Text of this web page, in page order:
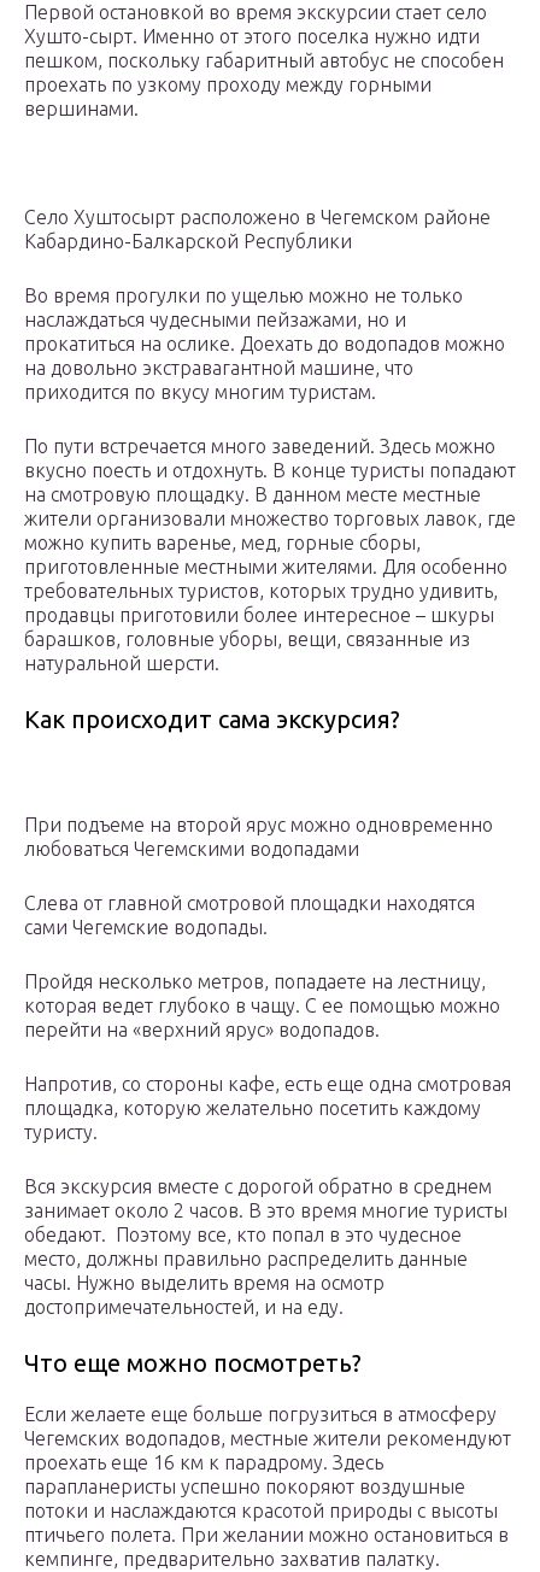
Первой остановкой во время экскурсии стает село
Хушто-сырт. Именно от этого поселка нужно идти
пешком, поскольку габаритный автобус не способен
проехать по узкому проходу между горными
вершинами.
Село Хуштосырт расположено в Чегемском районе
Кабардино-Балкарской Республики
Во время прогулки по ущелью можно не только
наслаждаться чудесными пейзажами, но и
прокатиться на ослике. Доехать до водопадов можно
на довольно экстравагантной машине, что
приходится по вкусу многим туристам.
По пути встречается много заведений. Здесь можно
вкусно поесть и отдохнуть. В конце туристы попадают
на смотровую площадку. В данном месте местные
жители организовали множество торговых лавок, где
можно купить варенье, мед, горные сборы,
приготовленные местными жителями. Для особенно
требовательных туристов, которых трудно удивить,
продавцы приготовили более интересное – шкуры
барашков, головные уборы, вещи, связанные из
натуральной шерсти.
Как происходит сама экскурсия?
При подъеме на второй ярус можно одновременно
любоваться Чегемскими водопадами
Слева от главной смотровой площадки находятся
сами Чегемские водопады.
Пройдя несколько метров, попадаете на лестницу,
которая ведет глубоко в чащу. С ее помощью можно
перейти на «верхний ярус» водопадов.
Напротив, со стороны кафе, есть еще одна смотровая
площадка, которую желательно посетить каждому
туристу.
Вся экскурсия вместе с дорогой обратно в среднем
занимает около 2 часов. В это время многие туристы
обедают. Поэтому все, кто попал в это чудесное
место, должны правильно распределить данные
часы. Нужно выделить время на осмотр
достопримечательностей, и на еду.
Что еще можно посмотреть?
Если желаете еще больше погрузиться в атмосферу
Чегемских водопадов, местные жители рекомендуют
проехать еще 16 км к парадрому. Здесь
парапланеристы успешно покоряют воздушные
потоки и наслаждаются красотой природы с высоты
птичьего полета. При желании можно остановиться в
кемпинге, предварительно захватив палатку.